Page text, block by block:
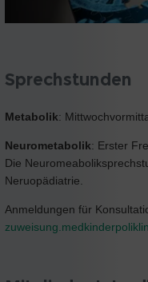
Sprechstunden
Metabolik:
Neurometabolik: Erster
Die
Neruopädiatrie.
Anmeldungen für